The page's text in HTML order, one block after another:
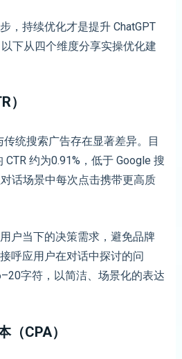
，持续优化才是提升 ChatGPT
下从四个维度分享实操优化建
）
传统搜索广告存在显著差异。目
CTR 约为0.91%，低于 Google 搜
话场景中每次点击携带更高质
户当下的决策需求，避免品牌
呼应用户在对话中探讨的问
字符，以简洁、场景化的表达
（CPA）